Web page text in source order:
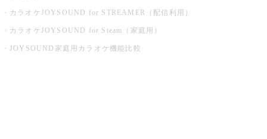
カラオケJOYSOUND for STREAMER（配信利用）
カラオケJOYSOUND for Steam（家庭用）
JOYSOUND家庭用カラオケ機能比較